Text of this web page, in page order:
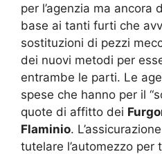
per l’agenzia ma ancora
base ai tanti furti che
sostituzioni di pezzi
dei nuovi metodi per
entrambe le parti. Le
spese che hanno per il
quote di affitto dei
Flaminio.
tutelare l’automezzo per